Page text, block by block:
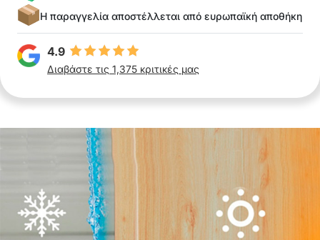
Η παραγγελία αποστέλλεται από ευρωπαϊκή αποθήκη
4.9
Διαβάστε τις 1,375 κριτικές μας